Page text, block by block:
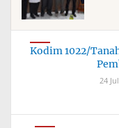
Kodim 1022/
24